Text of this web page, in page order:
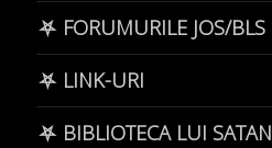
⛧ FORUMURILE JOS/BLS
⛧ LINK-URI
⛧ BIBLIOTECA LUI SATAN